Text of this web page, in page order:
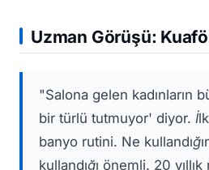
Uzman Görüşü:
"Salona gelen kadınların
bir türlü tutmuyor' diyor.
banyo rutini. Ne
kullandığı önemli. 20